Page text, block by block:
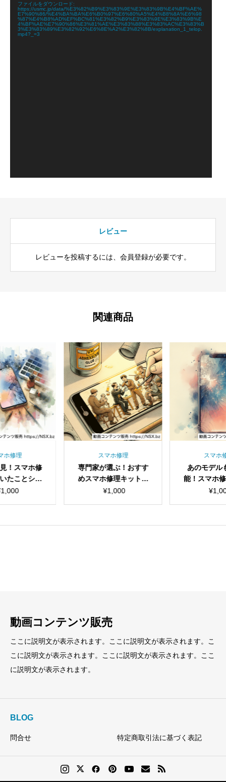
ファイルをダウンロード:
https://usmc.jp/data/%E3%82%B9%E3%83%9E%E3%83%9B%E4%BF%AE%
E7%90%86/%E4%BA%BA%E6%B0%97%E6%80%A5%E4%B8%8A%E6%98
%87%E4%B8%AD%EF%BC%81%E3%82%B9%E3%83%9E%E3%83%9B%E
4%BF%AE%E7%90%86%E3%81%AE%E3%83%88%E3%83%AC%E3%83%B
3%E3%83%89%E3%82%92%E6%8E%A2%E3%82%8B/explanation_1_telop.
mp4?_=3
レビュー
レビューを投稿するには、会員登録が必要です。
関連商品
ホ修理
！スマホ修
たことショ
セット
1,000
スマホ修理
専門家が選ぶ！おすす
めスマホ修理キットシ
ョート動画セット
¥1,000
スマホ
あのモデル
能！スマホ
介ショート
¥
動画コンテンツ販売
ここに説明文が表示されます。ここに説明文が表示されます。こ
こに説明文が表示されます。ここに説明文が表示されます。ここ
に説明文が表示されます。
BLOG
問合せ 特定商取引法に基づく表記